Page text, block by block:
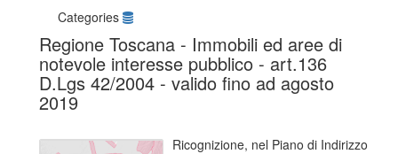
Categories
Regione Toscana - Immobili ed aree di
notevole interesse pubblico - art.136
D.Lgs 42/2004 - valido fino ad agosto
2019
Ricognizione, nel Piano di Indirizzo